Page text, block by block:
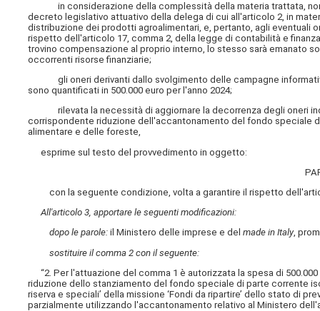
in considerazione della complessità della materia trattata, non
decreto legislativo attuativo della delega di cui all'articolo 2, in
distribuzione dei prodotti agroalimentari, e, pertanto, agli eventuali
rispetto dell'articolo 17, comma 2, della legge di contabilità e
trovino compensazione al proprio interno, lo stesso sarà emanato
occorrenti risorse finanziarie;
gli oneri derivanti dallo svolgimento delle campagne
sono quantificati in 500.000 euro per l'anno 2024;
rilevata la necessità di aggiornare la decorrenza degli oneri
corrispondente riduzione dell'accantonamento del fondo speciale
alimentare e delle foreste,
esprime sul testo del provvedimento in oggetto:
con la seguente condizione, volta a garantire il rispetto
All'articolo 3, apportare le seguenti modificazioni:
dopo le parole: il Ministero delle imprese e delmade in Italy,
sostituire il comma 2 con il seguente:
“2. Per l'attuazione del comma 1 è autorizzata la spesa di
riduzione dello stanziamento del fondo speciale di parte corrente
riserva e speciali’ della missione ‘Fondi da ripartire’ dello stato di
parzialmente utilizzando l'accantonamento relativo al Ministero